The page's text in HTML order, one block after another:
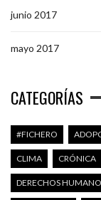
junio 2017
mayo 2017
CATEGORÍAS
#FICHERO
CLIMA CRÓNICA
DERECHOS